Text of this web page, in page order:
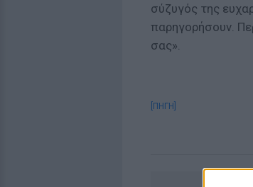
σύζυγός της
παρηγορήσουν.
σας».
[ΠΗΓΗ]